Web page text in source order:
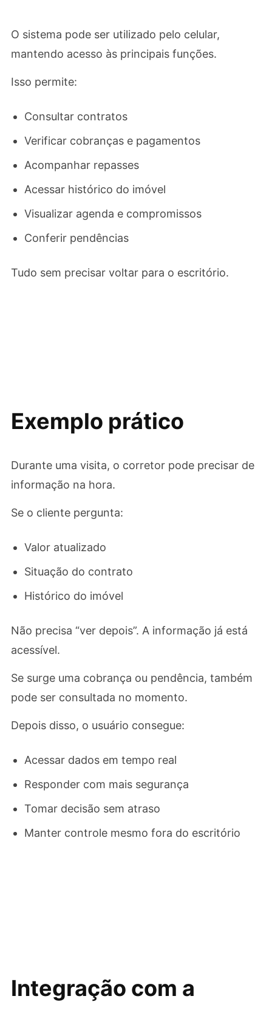
O sistema pode ser utilizado pelo celular,
mantendo acesso às principais funções.
Isso permite:
Consultar contratos
Verificar cobranças e pagamentos
Acompanhar repasses
Acessar histórico do imóvel
Visualizar agenda e compromissos
Conferir pendências
Tudo sem precisar voltar para o escritório.
Exemplo prático
Durante uma visita, o corretor pode precisar de
informação na hora.
Se o cliente pergunta:
Valor atualizado
Situação do contrato
Histórico do imóvel
Não precisa “ver depois”. A informação já está
acessível.
Se surge uma cobrança ou pendência, também
pode ser consultada no momento.
Depois disso, o usuário consegue:
Acessar dados em tempo real
Responder com mais segurança
Tomar decisão sem atraso
Manter controle mesmo fora do escritório
Integração com a